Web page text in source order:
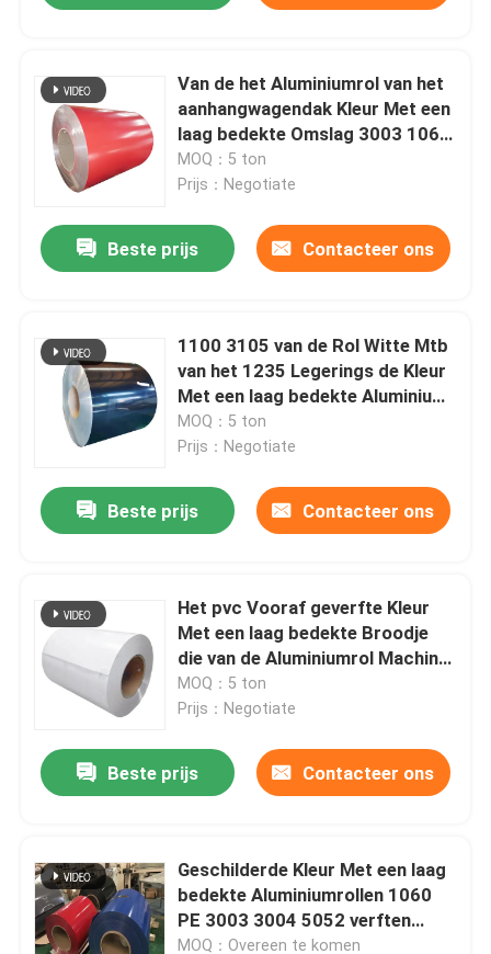
Producten
Over ons
Kwaliteitscontrole
De molen beëindigt Aluminiumrol
Kleur Met een laag bedekte Aluminiumrol
Koudgewalste Aluminiumrol
Van de het Aluminiumrol van het
aanhangwagendak Kleur Met een
laag bedekte Omslag 3003 1060
5182 voor Rolling Machine
302200mm
MOQ：5 ton
Prijs：Negotiate
Beste prijs Contacteer ons
1100 3105 van de Rol Witte Mtb
van het 1235 Legerings de Kleur
Met een laag bedekte Aluminium
Tribune van het de Fietspedaal
op Zakken met Venster
MOQ：5 ton
Prijs：Negotiate
Beste prijs Contacteer ons
Het pvc Vooraf geverfte Kleur
Met een laag bedekte Broodje
die van de Aluminiumrol Machine
vormen die In reliëf gemaakte
0.0181.5mm afbaarden
MOQ：5 ton
Prijs：Negotiate
Beste prijs Contacteer ons
Geschilderde Kleur Met een laag
bedekte Aluminiumrollen 1060
PE 3003 3004 5052 verften
2000mm vooraf
MOQ：Overeen te komen